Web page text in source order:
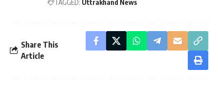
TAGGED: Uttrakhand News
Share This
Article